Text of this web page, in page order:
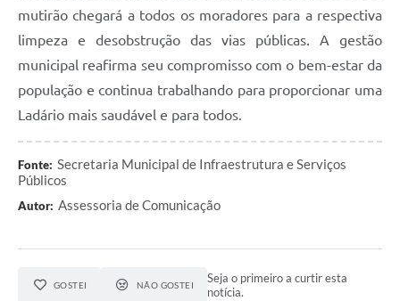
mutirão chegará a todos os moradores para a respectiva
limpeza e desobstrução das vias públicas. A gestão
municipal reafirma seu compromisso com o bem-estar da
população e continua trabalhando para proporcionar uma
Ladário mais saudável e para todos.
Fonte: Secretaria Municipal de Infraestrutura e Serviços
Públicos
Autor: Assessoria de Comunicação
GOSTEI NÃO GOSTEI
Seja o primeiro a curtir esta
notícia.